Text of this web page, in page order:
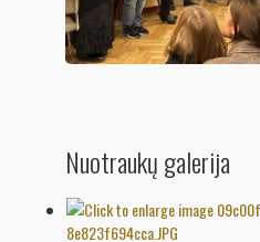
Nuotraukų galerija